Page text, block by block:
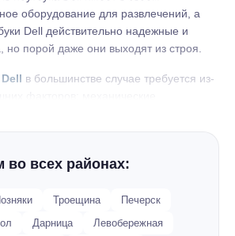
оборудование для развлечений, а
Dell действительно надежные и
но порой даже они выходят из строя.
в большинстве случае требуется из-
лэптопы компании Dell
ноутбуков Dell
во всех районах:
Троещина
Печерск
Дарница
Левобережная